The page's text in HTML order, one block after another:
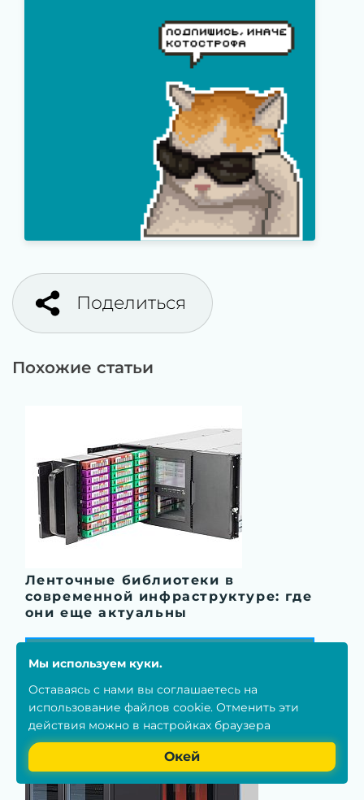
Поделиться
Похожие статьи
Ленточные библиотеки в
современной инфраструктуре: где
они еще актуальны
Читать
Мы используем куки.
Оставаясь с нами вы соглашаетесь на
использование файлов cookie. Отменить эти
действия можно в настройках браузера
Окей